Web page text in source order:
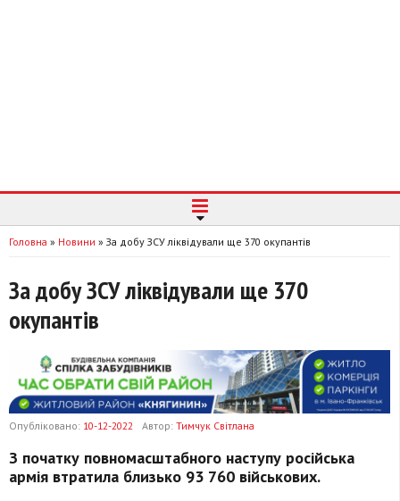
Головна » Новини » За добу ЗСУ ліквідували ще 370 окупантів
За добу ЗСУ ліквідували ще 370
окупантів
Опубліковано: 10-12-2022 Автор: Тимчук Світлана
З початку повномасштабного наступу російська
армія втратила близько 93 760 військових.